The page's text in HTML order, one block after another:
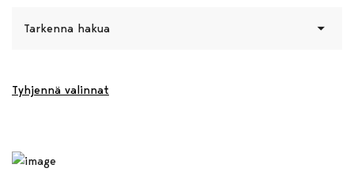
Tarkenna hakua
Tyhjennä valinnat